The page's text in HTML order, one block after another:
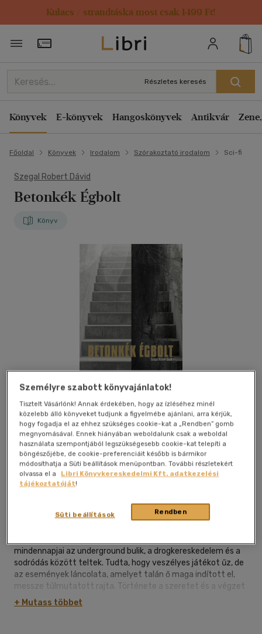
Kulacs / strandtáska most csak 1499 Ft!
Törzsvásárlói Kártya adatai
Részletes keresés
Könyvek E-könyvek Hangoskönyvek Antikvár
Főoldal Könyvek Irodalom Szórakoztató irodalom Sci-fi
Szegal Robert Dávid
Betonkék Égbolt
Könyv
Kívánságlistához adom Megosztom
(4 vélemény)
Publio Kiadó|2026
mindennapjai az underground bulik, a drogkereskedelem és a
sodródás között teltek. Tudta, hogy veszélyes játékot űz, de
az események láncolata, amelyet talán ő maga indított el,
messze túlmutatott rajta. Története a szeretet és a végzet
harcát mutatja be - azt, amikor már nem elég, ha valakiért
mindent feláldozunk, mert a sors könyörtelenül beteljesedik.
+ Mutass többet
Személyre szabott könyvajánlatok!
Tisztelt Vásárlónk! Annak érdekében, hogy az ízléséhez minél
közelebb álló könyveket tudjunk a figyelmébe ajánlani, arra kérjük,
hogy fogadja el az ehhez szükséges cookie-kat a „Rendben” gomb
megnyomásával. Ennek hiányában weboldalunk csak a weboldal
használata szempontjából legszükségesebb cookie-kat telepíti a
böngészőjébe, de cookie-preferenciáit később is bármikor
módosíthatja a Süti beállítások menüpontban. További részletekért
olvassa el a
Libri Könyvkereskedelmi Kft. adatkezelési
tájékoztatóját!
Rendben
Süti beállítások